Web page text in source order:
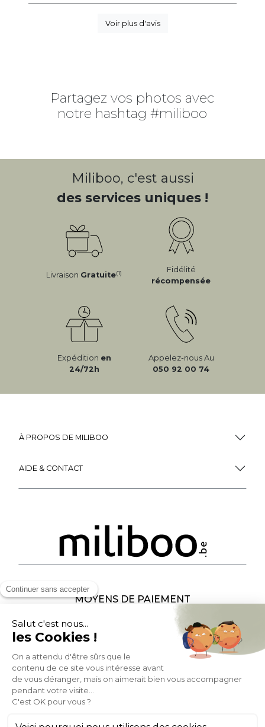
Voir plus d'avis
Partagez vos photos avec
notre hashtag #miliboo
Miliboo, c'est aussi
des services uniques !
Livraison Gratuite(1)
Fidélité
récompensée
Expédition en
24/72h
Appelez-nous Au
050 92 00 74
À PROPOS DE MILIBOO
AIDE & CONTACT
MOYENS DE PAIEMENT
SOCIAL NETWORK